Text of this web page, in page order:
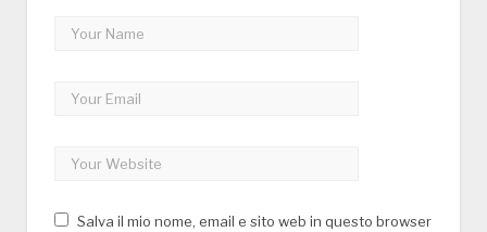
Salva il mio nome, email e sito web in questo browser